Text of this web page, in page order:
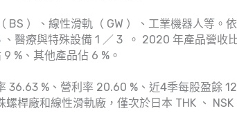
BS ）、線性滑軌（ GW ）、工業機器人等。
、醫療與特殊設備 1 ／ 3 。 2020 年產品營收
%、其他產品佔 6 %。
36.63 %、營利率 20.60 %、近4季每股盈餘
桿廠和線性滑軌廠，僅次於日本 THK 、 NSK